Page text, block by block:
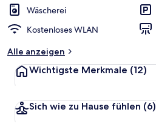
Wäscherei
Kostenloses WLAN
Alle anzeigen
Wichtigste Merkmale (12)
Sich wie zu Hause fühlen (6)